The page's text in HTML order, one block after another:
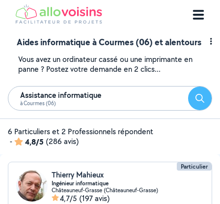
Aides informatique à Courmes (06) et alentours
Vous avez un ordinateur cassé ou une imprimante en
panne ? Postez votre demande en 2 clics...
Assistance informatique
à Courmes (06)
6 Particuliers et 2 Professionnels répondent
-
4,8/5 (286 avis)
Particulier
Thierry Mahieux
Ingénieur informatique
Châteauneuf-Grasse (Châteauneuf-Grasse)
4,7/5 (197 avis)